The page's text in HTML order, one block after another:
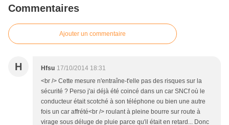
Commentaires
Ajouter un commentaire
H Hfsu 17/10/2014 18:31
<br /> Cette mesure n'entraîne-t'elle pas des risques sur la
sécurité ? Perso j'ai déjà été coincé dans un car SNCf où le
conducteur était scotché à son téléphone ou bien une autre
fois un car affrété<br /> roulant à pleine bourre sur route à
virage sous déluge de pluie parce qu'il était en retard... Donc